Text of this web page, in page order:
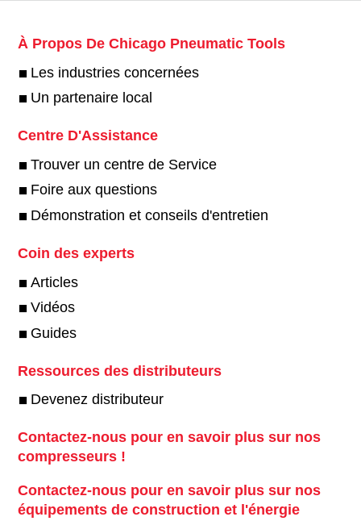
À Propos De Chicago Pneumatic Tools
Les industries concernées
Un partenaire local
Centre D'Assistance
Trouver un centre de Service
Foire aux questions
Démonstration et conseils d'entretien
Coin des experts
Articles
Vidéos
Guides
Ressources des distributeurs
Devenez distributeur
Contactez-nous pour en savoir plus sur nos
compresseurs !
Contactez-nous pour en savoir plus sur nos
équipements de construction et l'énergie